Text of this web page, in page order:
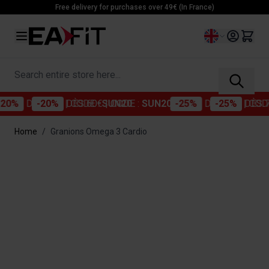
Skip to ContentFree delivery for purchases over 49€ (In France)
Language
Search entire store here...
DÈS 60€| CODE :SUN20 -25% DÈS 70€| CODE :
Home / Granions Omega 3 Cardio